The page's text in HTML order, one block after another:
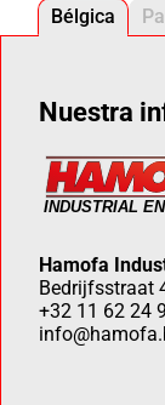
Bélgica
Nuestra
Hamofa
Bedrijfsstraat
+32 11 62 24